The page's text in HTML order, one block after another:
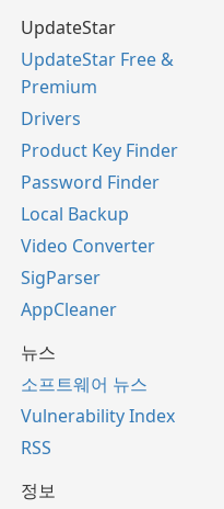
UpdateStar
UpdateStar Free &
Premium
Drivers
Product Key Finder
Password Finder
Local Backup
Video Converter
SigParser
AppCleaner
뉴스
소프트웨어 뉴스
Vulnerability Index
RSS
정보